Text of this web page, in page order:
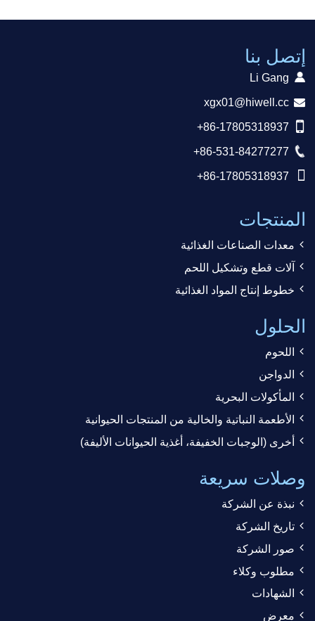
إتصل بنا
Li Gang
xgx01@hiwell.cc
+86-17805318937
+86-531-84277277
+86-17805318937
المنتجات
معدات الصناعات الغذائية
آلات قطع وتشكيل اللحم
خطوط إنتاج المواد الغذائية
الحلول
اللحوم
الدواجن
المأكولات البحرية
الأطعمة النباتية والخالية من المنتجات الحيوانية
أخرى (الوجبات الخفيفة، أغذية الحيوانات الأليفة)
وصلات سريعة
نبذة عن الشركة
تاريخ الشركة
صور الشركة
مطلوب وكلاء
الشهادات
معرض